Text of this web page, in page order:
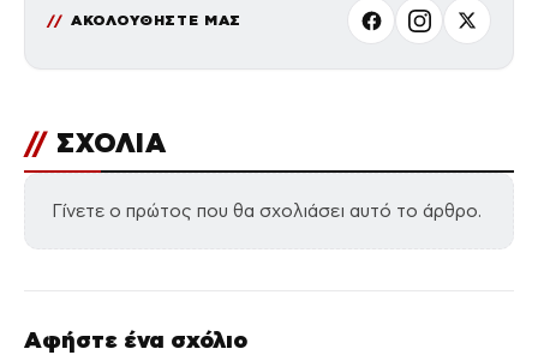
ΑΚΟΛΟΥΘΗΣΤΕ ΜΑΣ
// ΣΧΟΛΙΑ
Γίνετε ο πρώτος που θα σχολιάσει αυτό το άρθρο.
Αφήστε ένα σχόλιο